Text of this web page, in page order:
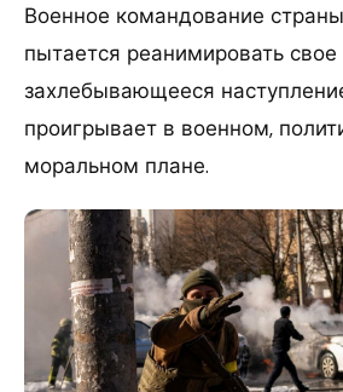
Военное командование
пытается реанимировать свое
захлебывающееся
проигрывает в военном,
моральном плане.